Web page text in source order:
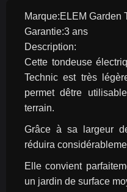
Marque:ELEM Garden
Garantie:3 ans
Description:
Cette tondeuse
Technic est très
permet dêtre
terrain.
Grâce à sa largeur
réduira
Elle convient
un jardin de surface